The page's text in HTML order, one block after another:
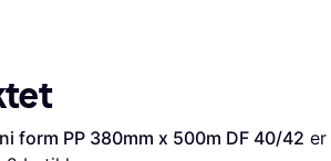
form PP 380mm x 500m DF 40/42 er